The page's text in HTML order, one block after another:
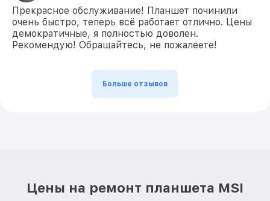
Прекрасное обслуживание! Планшет починили
очень быстро, теперь всё работает отлично. Цены
демократичные, я полностью доволен.
Рекомендую! Обращайтесь, не пожалеете!
Больше отзывов
Цены на ремонт планшета MSI